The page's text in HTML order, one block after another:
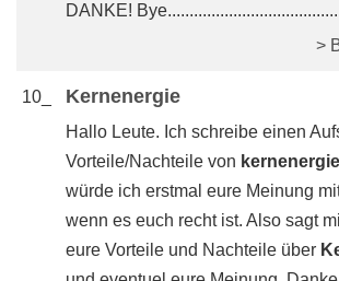
DANKE!
>
10_ Kernenergie
Hallo Leute. Ich schreibe einen
Vorteile/Nachteile von kernenergie
würde ich erstmal eure Meinung
wenn es euch recht ist. Also sagt
eure Vorteile und Nachteile über